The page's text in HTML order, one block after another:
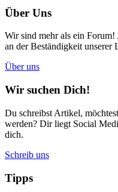
Über Uns
Wir sind mehr als ein
an der Beständigkeit unserer
Über uns
Wir suchen Dich!
Du schreibst Artikel,
werden? Dir liegt Social
dich.
Schreib uns
Tipps